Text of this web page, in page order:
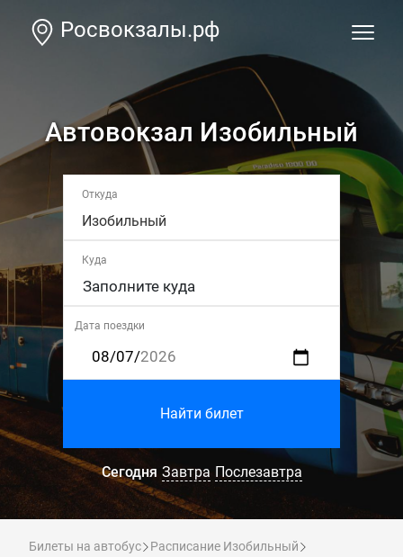
Росвокзалы.рф
Автовокзал Изобильный
Откуда
Изобильный
Куда
Дата поездки
Найти билет
Сегодня Завтра Послезавтра
Билеты на автобус
Расписание Изобильный